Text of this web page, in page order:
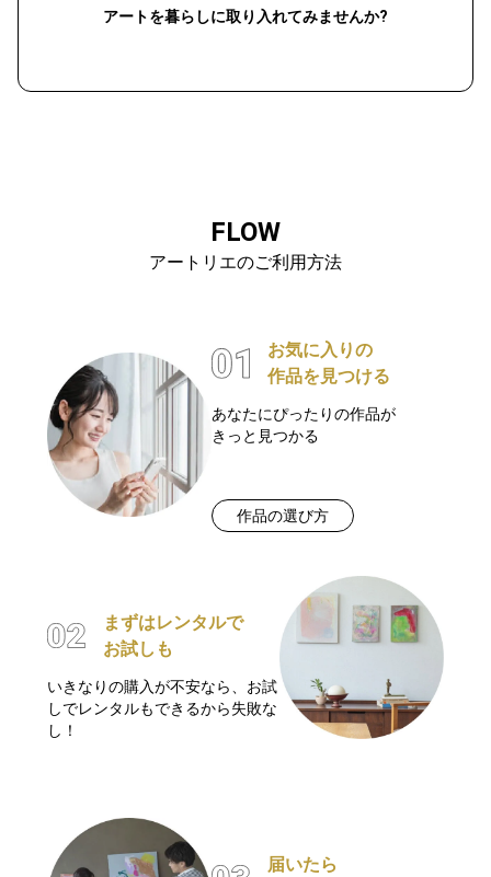
アートを暮らしに取り入れてみませんか?
FLOW
アートリエのご利用方法
お気に入りの
作品を見つける
あなたにぴったりの作品が
きっと見つかる
作品の選び方
まずはレンタルで
お試しも
いきなりの購入が不安なら、お試
しでレンタルもできるから失敗な
し！
届いたら